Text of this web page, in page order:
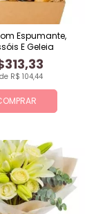
R$ 104,44
Espumante,
E Geleia